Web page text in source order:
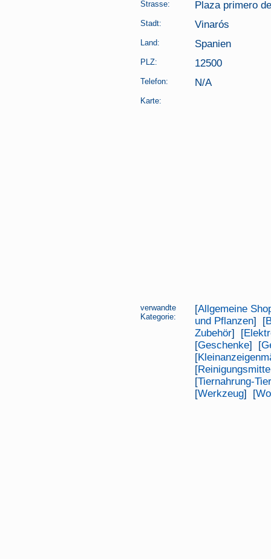
Strasse: Plaza primero
Stadt: Vinarós
Land: Spanien
PLZ: 12500
Telefon: N/A
Karte:
verwandte
Kategorie:
[Allgemeine
und Pflanzen] [
Zubehör] [
[Geschenke] [
[
[
[Tiernahrung-
[Werkzeug] [